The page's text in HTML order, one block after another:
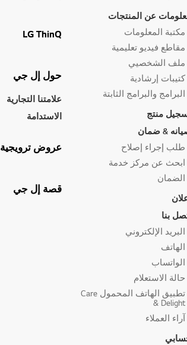
عن المنتجات
مكتبة المعلومات
مقاطع فيديو تعليمية
ملف الشخصيي
كتيبات إرشادية
البرامج والبرامج الثابتة
منتج
& ضمان
طلب إجراء إصلاح
ابحث عن مركز خدمة
الضمان
بنا
البريد الإلكتروني
الهاتف
الواتساب
حالة الاستعلام
تطبيق الهاتف المحمول Care
& Delight
آراء العملاء
LG ThinQ
حول إل جي
علامتنا التجارية
الاستدامة
عروض ترويجية
قصة إل جي